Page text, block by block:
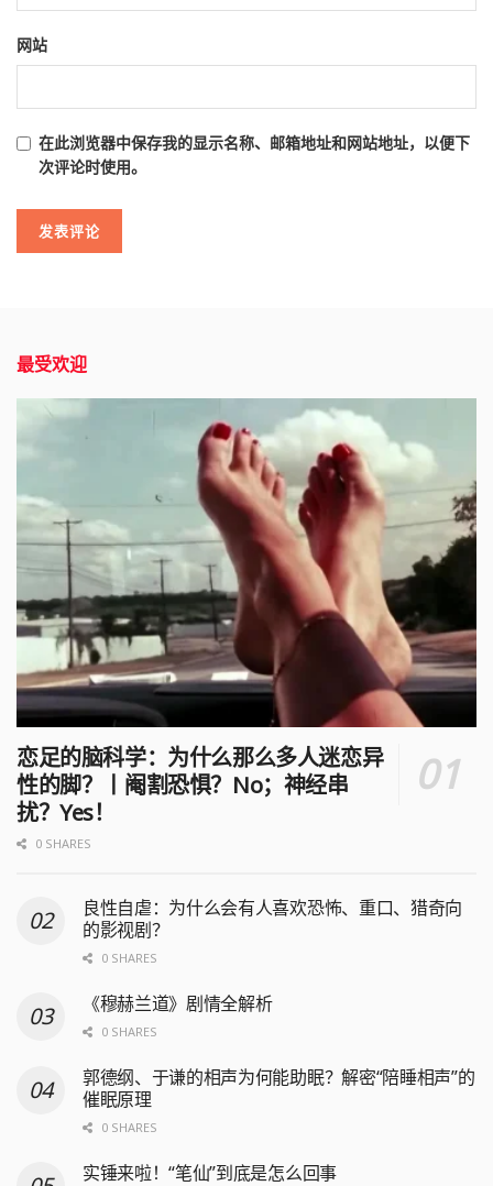
网站
在此浏览器中保存我的显示名称、邮箱地址和网站地址，以便下
次评论时使用。
最受欢迎
恋足的脑科学：为什么那么多人迷恋异
性的脚？丨阉割恐惧？No；神经串
扰？Yes！
0 SHARES
良性自虐：为什么会有人喜欢恐怖、重口、猎奇向
的影视剧？
0 SHARES
《穆赫兰道》剧情全解析
0 SHARES
郭德纲、于谦的相声为何能助眠？解密“陪睡相声”的
催眠原理
0 SHARES
实锤来啦！“笔仙”到底是怎么回事